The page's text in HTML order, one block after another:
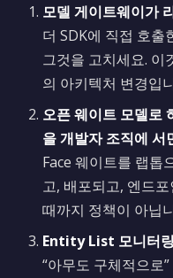
모델 게이트웨이가
더 SDK에 직접 호출
그것을 고치세요. 이
의 아키텍처 변경입
오픈 웨이트 모델로
을 개발자 조직에 서
Face 웨이트를 랩톱
고, 배포되고, 엔드
때까지 정책이 아닙
Entity List 모니터
“아무도 구체적으로